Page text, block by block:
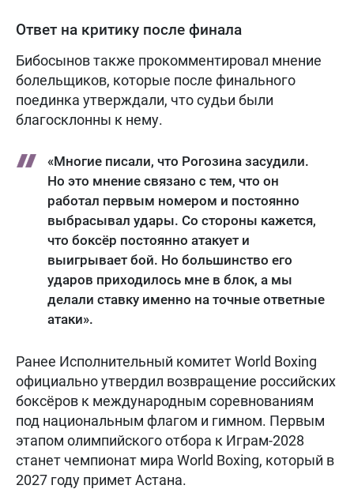
Ответ на критику после финала
Бибосынов также прокомментировал мнение
болельщиков, которые после финального
поединка утверждали, что судьи были
благосклонны к нему.
«Многие писали, что Рогозина засудили.
Но это мнение связано с тем, что он
работал первым номером и постоянно
выбрасывал удары. Со стороны кажется,
что боксёр постоянно атакует и
выигрывает бой. Но большинство его
ударов приходилось мне в блок, а мы
делали ставку именно на точные ответные
атаки».
Ранее Исполнительный комитет World Boxing
официально утвердил возвращение российских
боксёров к международным соревнованиям
под национальным флагом и гимном. Первым
этапом олимпийского отбора к Играм-2028
станет чемпионат мира World Boxing, который в
2027 году примет Астана.